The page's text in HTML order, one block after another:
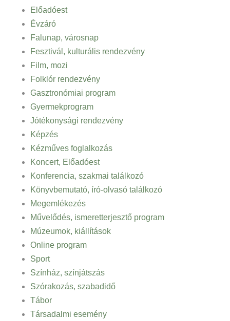
Előadóest
Évzáró
Falunap, városnap
Fesztivál, kulturális rendezvény
Film, mozi
Folklór rendezvény
Gasztronómiai program
Gyermekprogram
Jótékonysági rendezvény
Képzés
Kézműves foglalkozás
Koncert, Előadóest
Konferencia, szakmai találkozó
Könyvbemutató, író-olvasó találkozó
Megemlékezés
Művelődés, ismeretterjesztő program
Múzeumok, kiállítások
Online program
Sport
Színház, színjátszás
Szórakozás, szabadidő
Tábor
Társadalmi esemény